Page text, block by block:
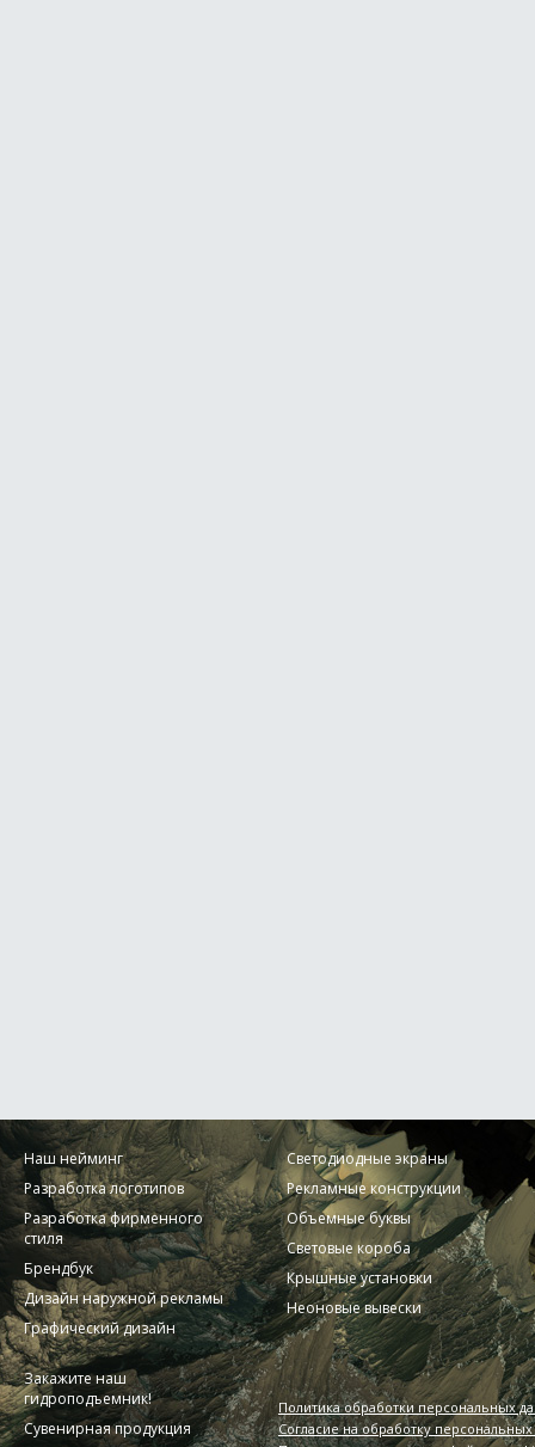
Наш нейминг
Разработка логотипов
Разработка фирменного
стиля
Брендбук
Дизайн наружной рекламы
Графический дизайн
Светодиодные экраны
Рекламные конструкции
Объемные буквы
Световые короба
Крышные установки
Неоновые вывески
Закажите наш
гидроподъемник!
Сувенирная продукция
Политика обработки персональных
Согласие на обработку